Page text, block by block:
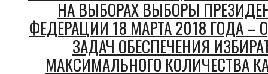
НА ВЫБОРАХ ВЫБОРЫ
ФЕДЕРАЦИИ 18 МАРТА 2018 ГОДА
ЗАДАЧ ОБЕСПЕЧЕНИЯ
МАКСИМАЛЬНОГО КОЛИЧЕСТВА